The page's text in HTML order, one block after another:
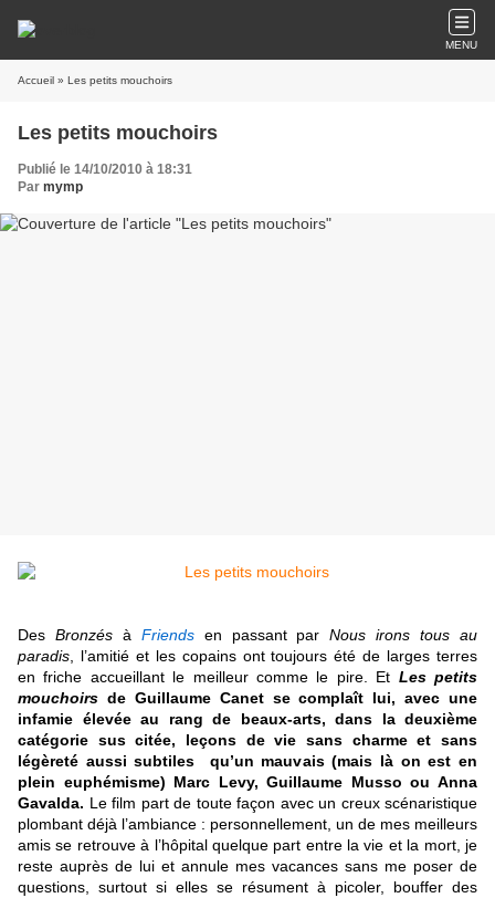
MENU
Accueil » Les petits mouchoirs
Les petits mouchoirs
Publié le 14/10/2010 à 18:31
Par mymp
Des Bronzésà Friendsen passant parNous irons tous au
paradis , l’amitié et les copains ont toujours été de larges terres
en friche accueillant le meilleur comme le pire. Et Les petits
mouchoirs de Guillaume Canet se complaît lui, avec une
infamie élevée au rang de beaux-arts, dans la deuxième
catégorie sus citée, leçons de vie sans charme et sans
légèreté aussi subtiles qu’un mauvais (mais là on est en
plein euphémisme) Marc Levy, Guillaume Musso ou Anna
Gavalda. Le film part de toute façon avec un creux scénaristique
plombant déjà l’ambiance : personnellement, un de mes meilleurs
amis se retrouve à l’hôpital quelque part entre la vie et la mort, je
reste auprès de lui et annule mes vacances sans me poser de
questions, surtout si elles se résument à picoler, bouffer des